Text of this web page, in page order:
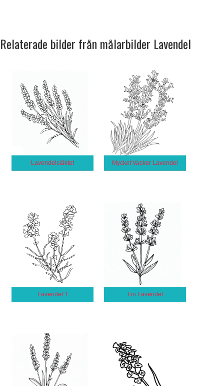
Relaterade bilder från målarbilder Lavendel
Lavendelsläktet Mycket Vacker Lavendel
Lavendel 1 Fin Lavendel